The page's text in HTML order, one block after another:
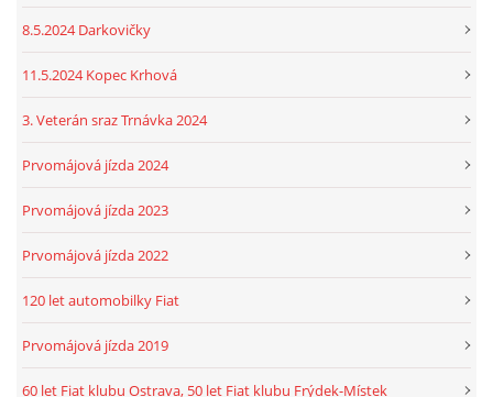
8.5.2024 Darkovičky
11.5.2024 Kopec Krhová
3. Veterán sraz Trnávka 2024
Prvomájová jízda 2024
Prvomájová jízda 2023
Prvomájová jízda 2022
120 let automobilky Fiat
Prvomájová jízda 2019
60 let Fiat klubu Ostrava, 50 let Fiat klubu Frýdek-Místek